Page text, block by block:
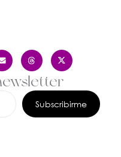
Subscribirme